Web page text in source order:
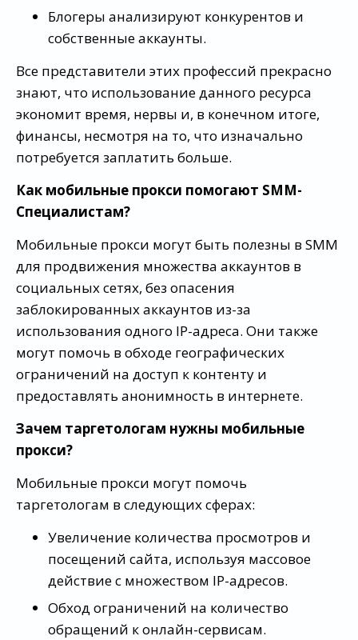
Блогеры анализируют конкурентов и
собственные аккаунты.
Все представители этих профессий прекрасно
знают, что использование данного ресурса
экономит время, нервы и, в конечном итоге,
финансы, несмотря на то, что изначально
потребуется заплатить больше.
Как мобильные прокси помогают SMM-
Специалистам?
Мобильные прокси могут быть полезны в SMM
для продвижения множества аккаунтов в
социальных сетях, без опасения
заблокированных аккаунтов из-за
использования одного IP-адреса. Они также
могут помочь в обходе географических
ограничений на доступ к контенту и
предоставлять анонимность в интернете.
Зачем таргетологам нужны мобильные
прокси?
Мобильные прокси могут помочь
таргетологам в следующих сферах:
Увеличение количества просмотров и
посещений сайта, используя массовое
действие с множеством IP-адресов.
Обход ограничений на количество
обращений к онлайн-сервисам.